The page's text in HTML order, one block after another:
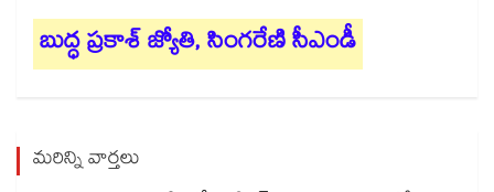
బుద్ధ ప్రకాశ్‌‌‌‌‌‌‌‌ జ్యోతి, సింగరేణి సీఎండీ
మరిన్ని వార్తలు